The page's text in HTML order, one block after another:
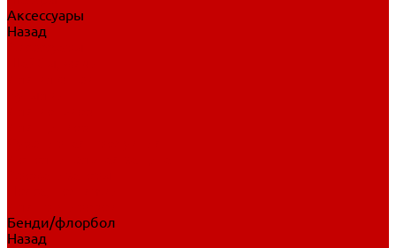
Аксессуары
Назад
Бенди/флорбол
Назад